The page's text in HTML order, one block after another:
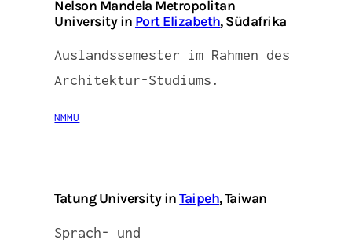
Nelson Mandela Metropolitan
University in Port Elizabeth, Südafrika
Auslandssemester im Rahmen des
Architektur-Studiums.
NMMU
Tatung University inTaipeh, Taiwan
Sprach- und